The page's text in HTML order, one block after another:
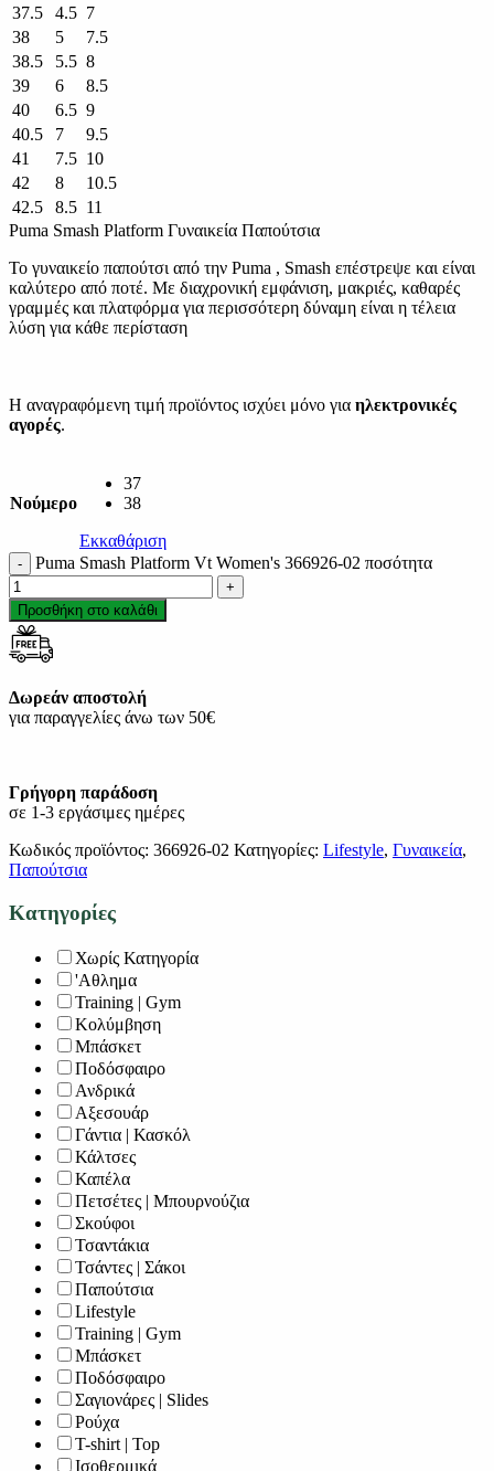
37.5
4.5 7
38
5
7.5
38.5
5.5 8
39
6
8.5
40
6.5 9
40.5
7
9.5
41
7.5 10
42
8
10.5
42.5
8.5 11
Puma Smash Platform Γυναικεία Παπούτσια
Το γυναικείο παπούτσι από την Puma , Smash επέστρεψε και είναι
καλύτερο από ποτέ. Με διαχρονική εμφάνιση, μακριές, καθαρές
γραμμές και πλατφόρμα για περισσότερη δύναμη είναι η τέλεια
λύση για κάθε περίσταση
Η αναγραφόμενη τιμή προϊόντος ισχύει μόνο για ηλεκτρονικές
αγορές.
Νούμερο
37
38
Εκκαθάριση
Puma Smash Platform Vt Women's 366926-02 ποσότητα
Προσθήκη στο καλάθι
Δωρεάν αποστολή
για παραγγελίες άνω των 50€
Γρήγορη παράδοση
σε 1-3 εργάσιμες ημέρες
Κωδικός προϊόντος: 366926-02 Κατηγορίες: Lifestyle, Γυναικεία,
Παπούτσια
Κατηγορίες
Χωρίς Κατηγορία
'Αθλημα
Training | Gym
Κολύμβηση
Μπάσκετ
Ποδόσφαιρο
Ανδρικά
Αξεσουάρ
Γάντια | Κασκόλ
Κάλτσες
Καπέλα
Πετσέτες | Μπουρνούζια
Σκούφοι
Τσαντάκια
Τσάντες | Σάκοι
Παπούτσια
Lifestyle
Training | Gym
Μπάσκετ
Ποδόσφαιρο
Σαγιονάρες | Slides
Ρούχα
T-shirt | Top
Ισοθερμικά